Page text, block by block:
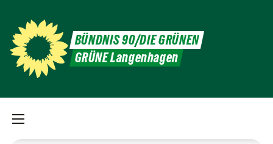
BÜNDNIS 90/DIE GRÜNEN
GRÜNE Langenhagen